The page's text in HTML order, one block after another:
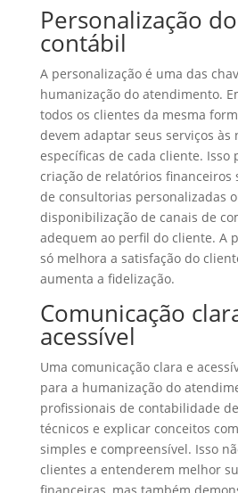
Personalização
contábil
A personalização é uma das
humanização do atendimento.
todos os clientes da mesma
devem adaptar seus serviços às
específicas de cada cliente. Isso
criação de relatórios financeiros
de consultorias personalizadas
disponibilização de canais de
adequem ao perfil do cliente. A
só melhora a satisfação do
aumenta a fidelização.
Comunicação
acessível
Uma comunicação clara e
para a humanização do
profissionais de contabilidade
técnicos e explicar conceitos
simples e compreensível. Isso
clientes a entenderem melhor